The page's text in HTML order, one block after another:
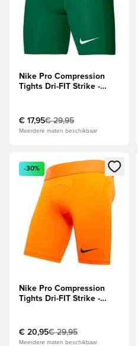
Nike Pro Compression
Tights Dri-FIT Strike -
€ 17,95€ 29,95
Meerdere maten beschikbaar
Opent een venster om in te
-30%
Nike Pro Compression
Tights Dri-FIT Strike -
€ 20,95€ 29,95
Meerdere maten beschikbaar